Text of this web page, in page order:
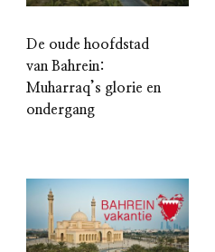
De oude hoofdstad
van Bahrein:
Muharraq’s glorie en
ondergang